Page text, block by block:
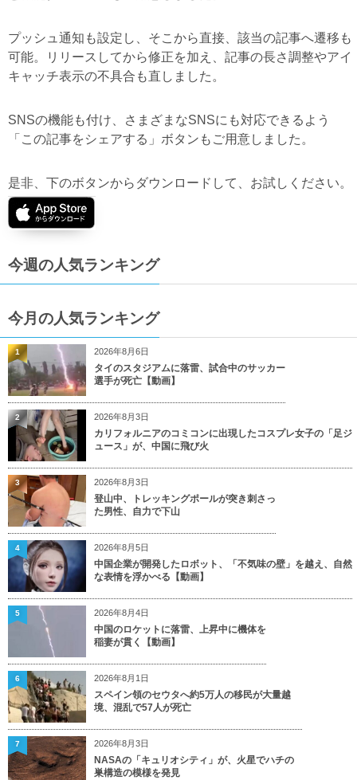
プッシュ通知も設定し、そこから直接、該当の記事へ遷移も
可能。リリースしてから修正を加え、記事の長さ調整やアイ
キャッチ表示の不具合も直しました。
SNSの機能も付け、さまざまなSNSにも対応できるよう
「この記事をシェアする」ボタンもご用意しました。
是非、下のボタンからダウンロードして、お試しください。
今週の人気ランキング
今月の人気ランキング
2026年8月6日
タイのスタジアムに落雷、試合中のサッカー
選手が死亡【動画】
1
2026年8月3日
カリフォルニアのコミコンに出現したコスプレ女子の「足ジ
ュース」が、中国に飛び火
2
2026年8月3日
登山中、トレッキングポールが突き刺さっ
た男性、自力で下山
3
2026年8月5日
中国企業が開発したロボット、「不気味の壁」を越え、自然
な表情を浮かべる【動画】
4
2026年8月4日
中国のロケットに落雷、上昇中に機体を
稲妻が貫く【動画】
5
2026年8月1日
スペイン領のセウタへ約5万人の移民が大量越
境、混乱で57人が死亡
6
2026年8月3日
NASAの「キュリオシティ」が、火星でハチの
巣構造の模様を発見
7